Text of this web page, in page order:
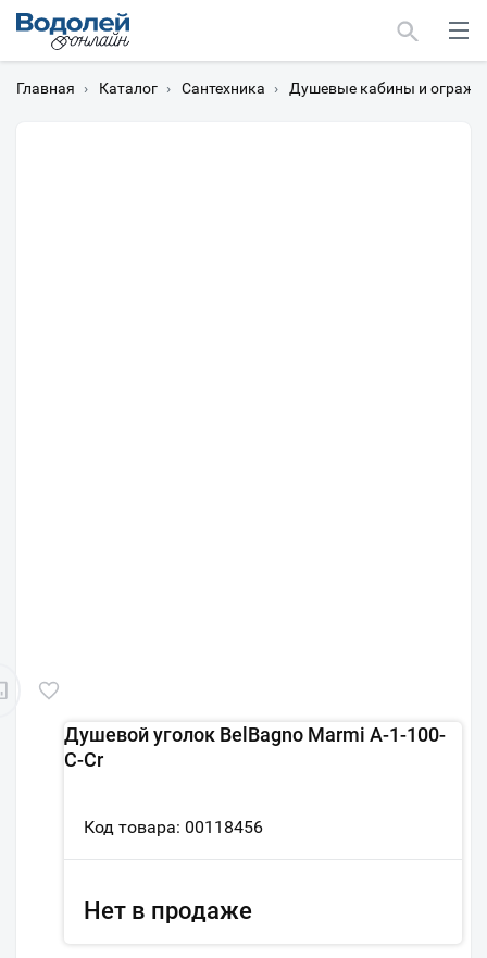
Главная › Каталог › Сантехника › Душевые кабины и
Душевой уголок BelBagno Marmi A-1-100-
C-Cr
Код товара: 00118456
Нет в продаже